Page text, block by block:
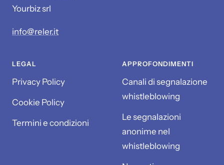
Yourbiz srl
info@reler.it
LEGAL
Privacy Policy
Cookie Policy
Termini e condizioni
APPROFONDIMENTI
Canali di segnalazione
whistleblowing
Le segnalazioni
anonime nel
whistleblowing